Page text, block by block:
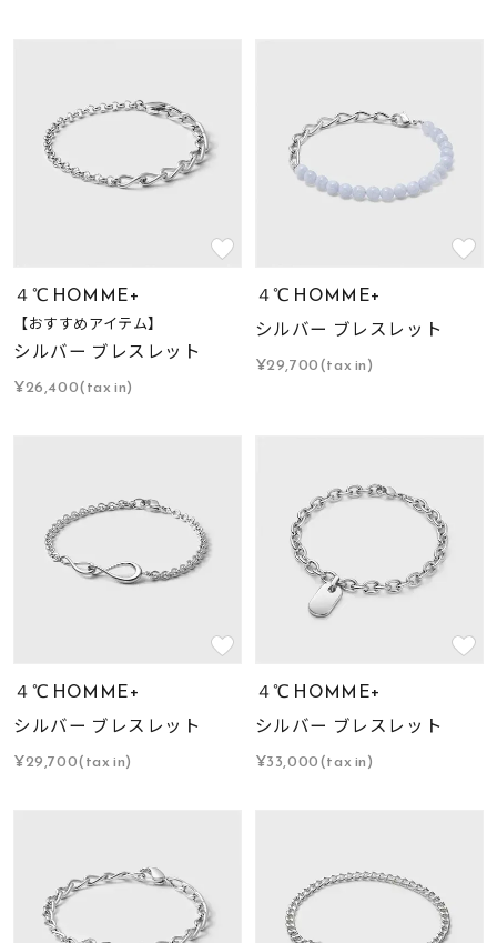
４℃ HOMME+
【おすすめアイテム】
シルバー ブレスレット
¥26,400(tax in)
４℃ HOMME+
シルバー ブレスレット
¥29,700(tax in)
４℃ HOMME+
シルバー ブレスレット
¥29,700(tax in)
４℃ HOMME+
シルバー ブレスレット
¥33,000(tax in)